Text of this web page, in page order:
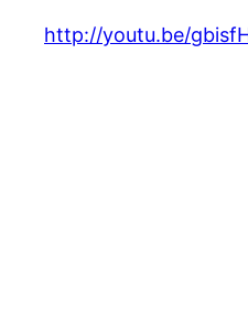
http://youtu.be/